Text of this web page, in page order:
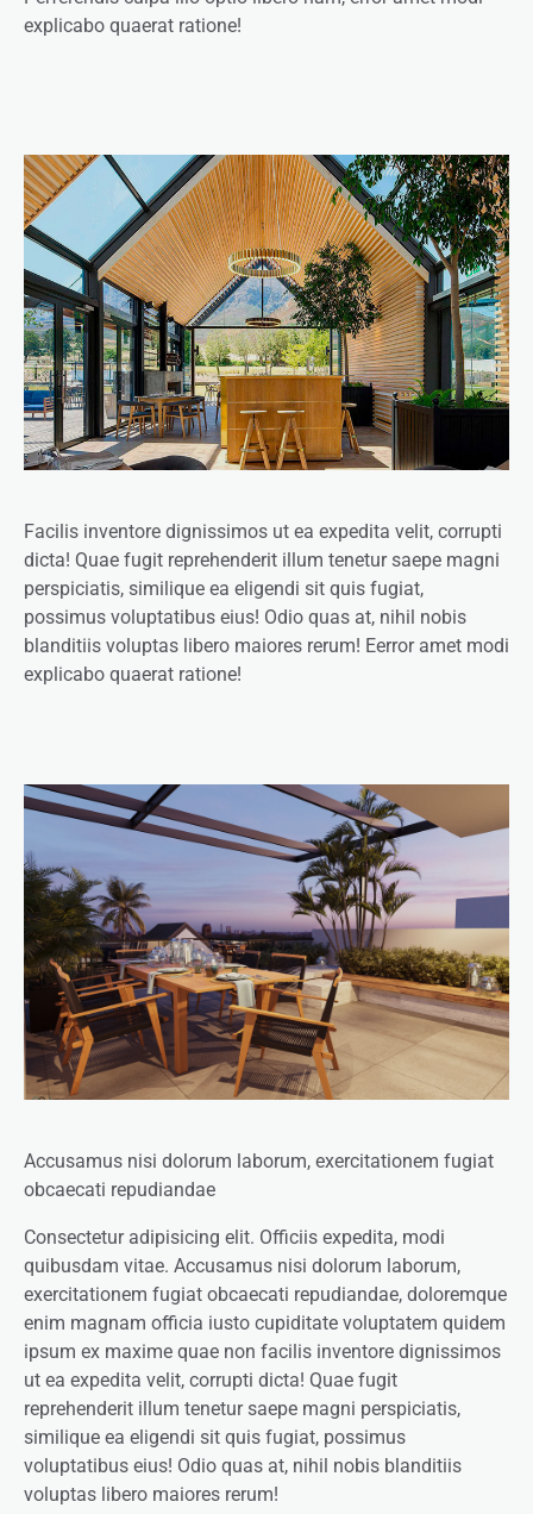
explicabo quaerat ratione!
Facilis inventore dignissimos ut ea expedita velit, corrupti
dicta! Quae fugit reprehenderit illum tenetur saepe magni
perspiciatis, similique ea eligendi sit quis fugiat,
possimus voluptatibus eius! Odio quas at, nihil nobis
blanditiis voluptas libero maiores rerum! Eerror amet modi
explicabo quaerat ratione!
Accusamus nisi dolorum laborum, exercitationem fugiat
obcaecati repudiandae
Consectetur adipisicing elit. Officiis expedita, modi
quibusdam vitae. Accusamus nisi dolorum laborum,
exercitationem fugiat obcaecati repudiandae, doloremque
enim magnam officia iusto cupiditate voluptatem quidem
ipsum ex maxime quae non facilis inventore dignissimos
ut ea expedita velit, corrupti dicta! Quae fugit
reprehenderit illum tenetur saepe magni perspiciatis,
similique ea eligendi sit quis fugiat, possimus
voluptatibus eius! Odio quas at, nihil nobis blanditiis
voluptas libero maiores rerum!